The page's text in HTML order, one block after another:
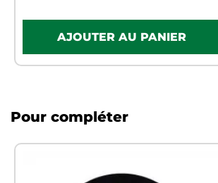
Pour compléter